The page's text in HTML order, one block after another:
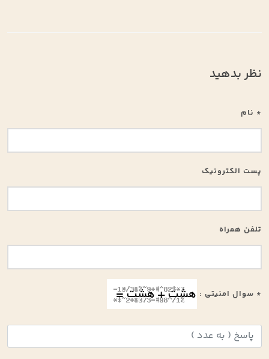
نظر بدهید
* نام
پست الکترونیک
تلفن همراه
* سوال امنیتی :